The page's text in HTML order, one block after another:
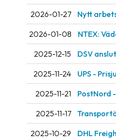
2026-01-27 Nytt
2026-01-08 NTEX:
2025-12-15 DSV
2025-11-24 UPS -
2025-11-21 PostNord
2025-11-17
2025-10-29 DHL